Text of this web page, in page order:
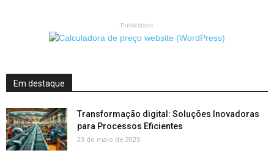
- Publicidade -
Em destaque
Transformação digital: Soluções Inovadoras
para Processos Eficientes
23 de maio de 2025